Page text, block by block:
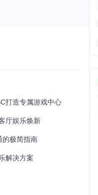
以互相访问对方收藏的
观看适合其年龄的内
打造专属游戏中心
厅娱乐焕新
的极简指南
解决方案